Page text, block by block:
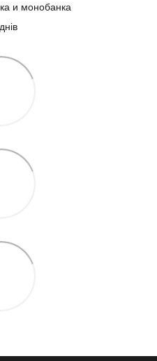
и монобанка